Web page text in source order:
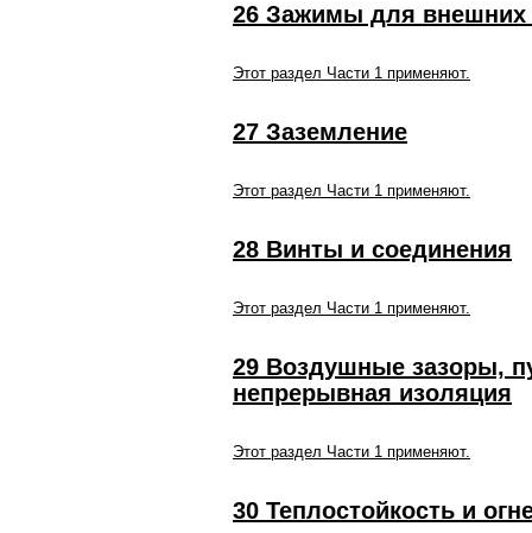
26 Зажимы для внешних
Этот раздел Части 1 применяют.
27 Заземление
Этот раздел Части 1 применяют.
28 Винты и соединения
Этот раздел Части 1 применяют.
29 Воздушные зазоры,
непрерывная изоляция
Этот раздел Части 1 применяют.
30 Теплостойкость и